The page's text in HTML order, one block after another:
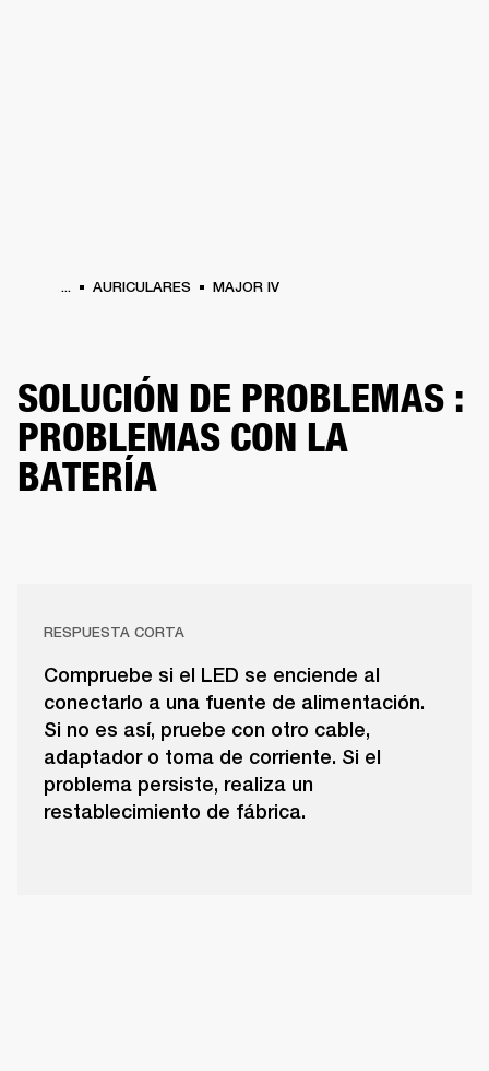
... AURICULARES MAJOR IV
SOLUCIÓN DE PROBLEMAS :
PROBLEMAS CON LA
BATERÍA
RESPUESTA CORTA
Compruebe si el LED se enciende al
conectarlo a una fuente de alimentación.
Si no es así, pruebe con otro cable,
adaptador o toma de corriente. Si el
problema persiste, realiza un
restablecimiento de fábrica.